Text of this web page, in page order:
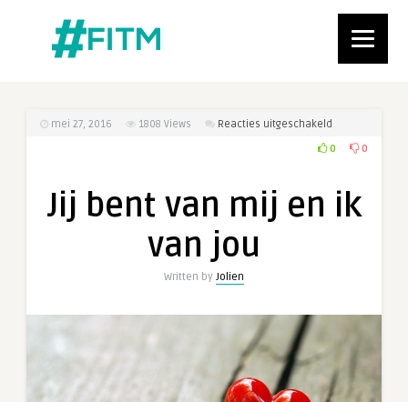
mei 27, 2016 1808 Views Reacties uitgeschakeld
Jij
0 0
Jij bent van mij en ik
van jou
Written by Jolien